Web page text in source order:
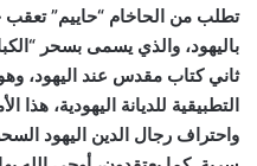
تطلب من الحاخام “حاييم”
باليهود، والذي يسمى بسحر
ثاني كتاب مقدس عند اليهود، وهو
التطبيقية للديانة اليهودية، هذا
واحتراف رجال الدين اليهود